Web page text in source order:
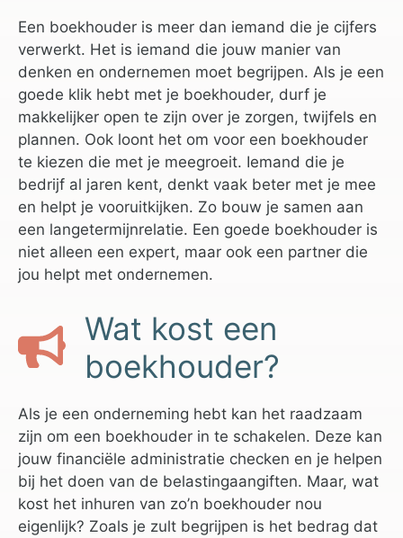
Een boekhouder is meer dan iemand die je cijfers
verwerkt. Het is iemand die jouw manier van
denken en ondernemen moet begrijpen. Als je een
goede klik hebt met je boekhouder, durf je
makkelijker open te zijn over je zorgen, twijfels en
plannen. Ook loont het om voor een boekhouder
te kiezen die met je meegroeit. Iemand die je
bedrijf al jaren kent, denkt vaak beter met je mee
en helpt je vooruitkijken. Zo bouw je samen aan
een langetermijnrelatie. Een goede boekhouder is
niet alleen een expert, maar ook een partner die
jou helpt met ondernemen.
Wat kost een
boekhouder?
Als je een onderneming hebt kan het raadzaam
zijn om een boekhouder in te schakelen. Deze kan
jouw financiële administratie checken en je helpen
bij het doen van de belastingaangiften. Maar, wat
kost het inhuren van zo’n boekhouder nou
eigenlijk? Zoals je zult begrijpen is het bedrag dat